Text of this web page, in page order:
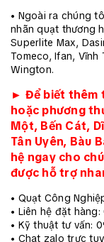
• Ngoài ra chúng
nhãn quạt thương
Superlite Max,
Tomeco, Ifan, Vĩnh
Wington.
► Để biết thêm
hoặc phương
Một, Bến Cát,
Tân Uyên, Bàu
hệ ngay cho
được hỗ trợ
• Quạt Công
• Liên hệ đặt
• Kỹ thuật tư vấn:
• Chat zalo trực